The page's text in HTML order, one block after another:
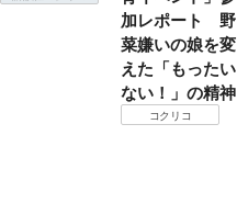
加レポート 野
菜嫌いの娘を変
えた「もったい
ない！」の精神
コクリコ